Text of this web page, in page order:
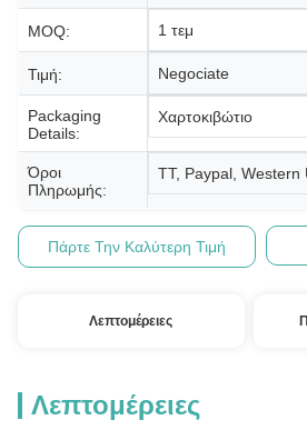
MOQ: 1 τεμ
Τιμή: Negociate
Packaging
Details:
Χαρτοκιβώτιο
Όροι
Πληρωμής:
TT, Paypal, Western
Πάρτε Την Καλύτερη Τιμή
Λεπτομέρειες
Λεπτομέρειες